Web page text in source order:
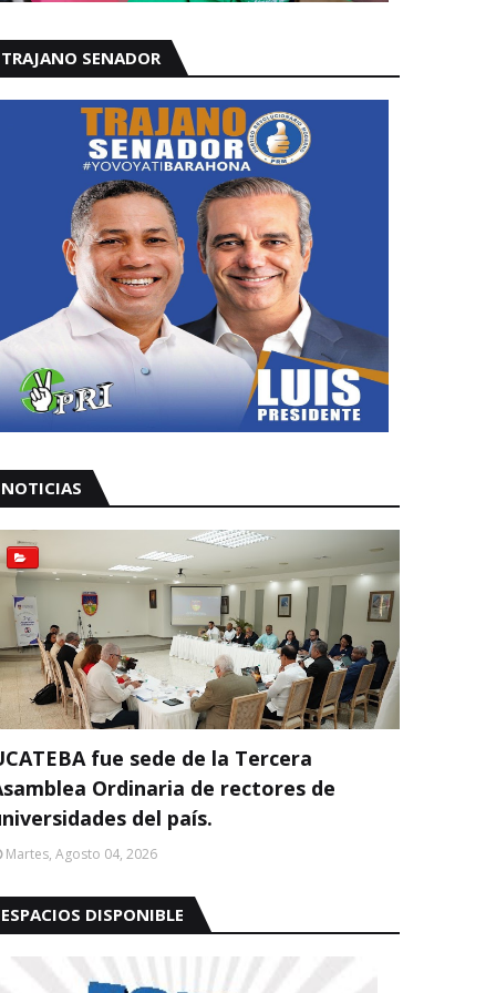
TRAJANO SENADOR
NOTICIAS
fue sede de la Tercera
Ordinaria de rectores de
del país.
Martes, Agosto 04, 2026
ESPACIOS DISPONIBLE